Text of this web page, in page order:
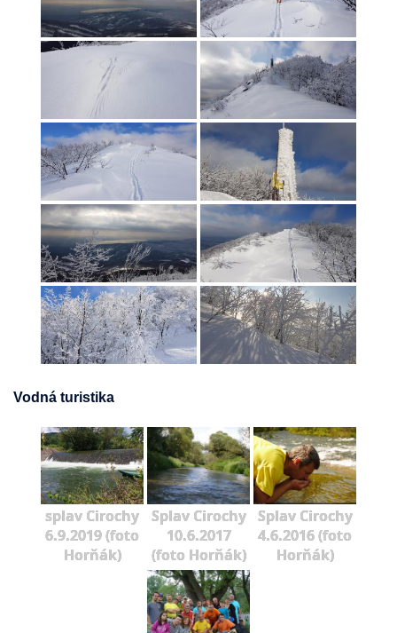
Vodná turistika
splav Cirochy
6.9.2019 (foto
Horňák)
Splav Cirochy
10.6.2017
(foto Horňák)
Splav Cirochy
4.6.2016 (foto
Horňák)